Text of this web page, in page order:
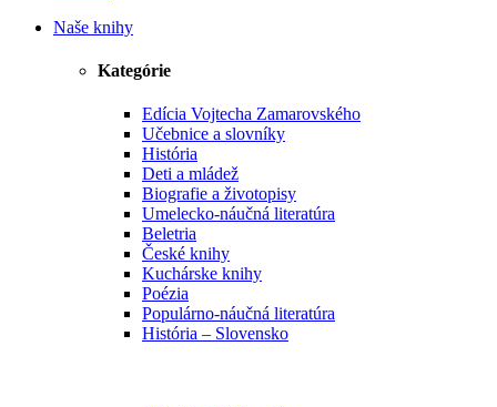
Naše knihy
Kategórie
Edícia Vojtecha Zamarovského
Učebnice a slovníky
História
Deti a mládež
Biografie a životopisy
Umelecko-náučná literatúra
Beletria
České knihy
Kuchárske knihy
Poézia
Populárno-náučná literatúra
História – Slovensko